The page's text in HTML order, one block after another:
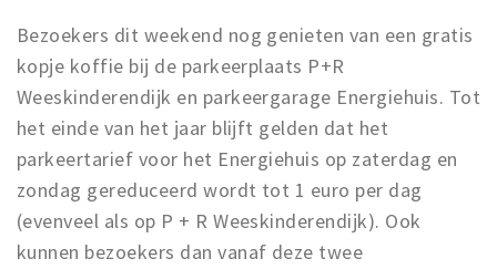
Bezoekers dit weekend nog genieten van een gratis
kopje koffie bij de parkeerplaats P+R
Weeskinderendijk en parkeergarage Energiehuis. Tot
het einde van het jaar blijft gelden dat het
parkeertarief voor het Energiehuis op zaterdag en
zondag gereduceerd wordt tot 1 euro per dag
(evenveel als op P + R Weeskinderendijk). Ook
kunnen bezoekers dan vanaf deze twee